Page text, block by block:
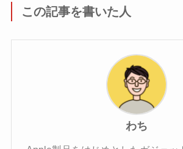
この記事を書いた人
わち